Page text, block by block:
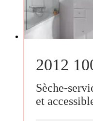
2012
Sèche-
et